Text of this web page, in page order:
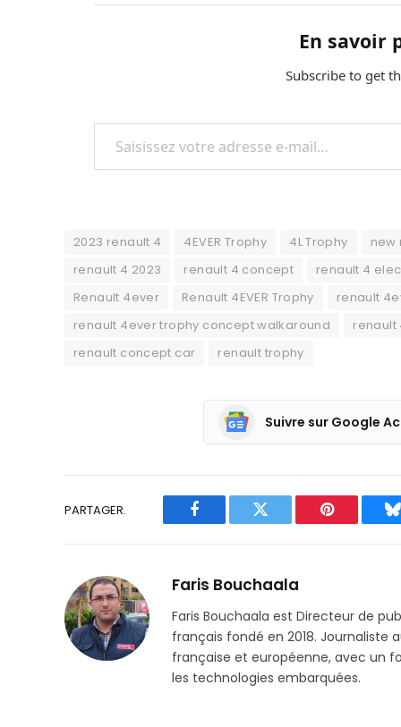
En savoir
Subscribe to get
Saisissez votre adresse e-mail…
2023 renault 4 4EVER Trophy 4L Trophy
new
renault 4 2023
renault 4 concept
renault 4
Renault 4ever
Renault 4EVER Trophy
renault
renault 4ever trophy concept walkaround
renault
renault concept car
renault trophy
Suivre sur Google
PARTAGER.
Facebook Twitter Pinterest
Faris Bouchaala
Faris Bouchaala est Directeur de
français fondé en 2018. Journaliste
française et européenne, avec un
les technologies embarquées.